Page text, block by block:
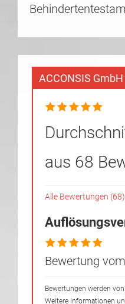
ACCONSIS
aus 68
Alle Bewertungen (68)
Bewertung
Bewertungen werden
Weitere Informationen